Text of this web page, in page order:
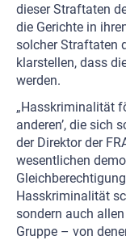
dieser Straftaten
die Gerichte in
solcher Straftaten
klarstellen, dass
werden.
„Hasskriminalität
anderen’, die sich
der Direktor der
wesentlichen
Hasskriminalität
sondern auch
Gruppe – von